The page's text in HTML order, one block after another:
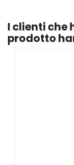
I clienti che
prodotto